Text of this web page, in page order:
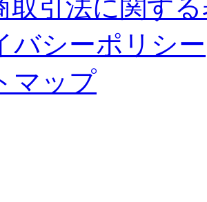
取引法に関す
バシーポリシー
マップ